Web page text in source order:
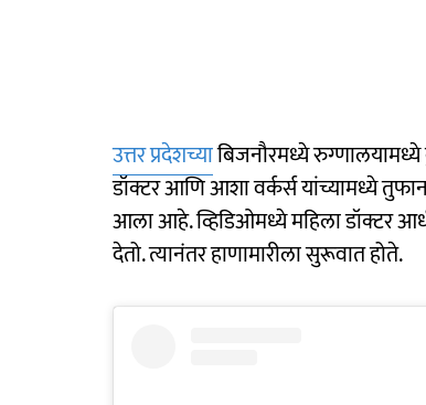
उत्तर प्रदेशच्याबिजनौरमध्ये
डॉक्टर आणि आशा वर्कर्स यांच्यामध्ये
आला आहे. व्हिडिओमध्ये महिला डॉक्टर
देतो. त्यानंतर हाणामारीला सुरूवात होते.